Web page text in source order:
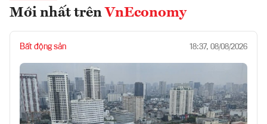
Mới nhất trên VnEconomy
Bất động sản 18:37, 08/08/2026